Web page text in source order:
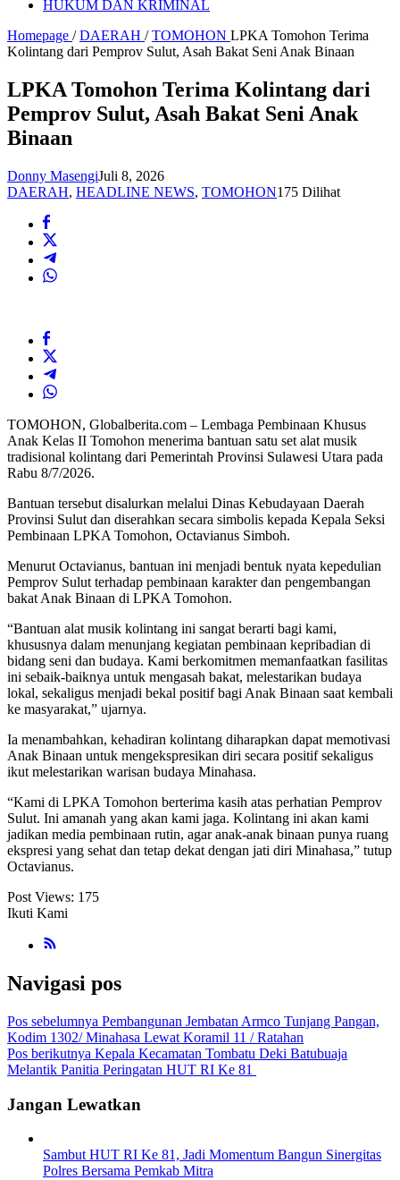
HUKUM DAN KRIMINAL
Homepage / DAERAH / TOMOHON LPKA Tomohon Terima
Kolintang dari Pemprov Sulut, Asah Bakat Seni Anak Binaan
LPKA Tomohon Terima Kolintang dari
Pemprov Sulut, Asah Bakat Seni Anak
Binaan
Donny MasengiJuli 8, 2026
DAERAH, HEADLINE NEWS, TOMOHON175 Dilihat
TOMOHON, Globalberita.com – Lembaga Pembinaan Khusus
Anak Kelas II Tomohon menerima bantuan satu set alat musik
tradisional kolintang dari Pemerintah Provinsi Sulawesi Utara pada
Rabu 8/7/2026.
Bantuan tersebut disalurkan melalui Dinas Kebudayaan Daerah
Provinsi Sulut dan diserahkan secara simbolis kepada Kepala Seksi
Pembinaan LPKA Tomohon, Octavianus Simboh.
Menurut Octavianus, bantuan ini menjadi bentuk nyata kepedulian
Pemprov Sulut terhadap pembinaan karakter dan pengembangan
bakat Anak Binaan di LPKA Tomohon.
“Bantuan alat musik kolintang ini sangat berarti bagi kami,
khususnya dalam menunjang kegiatan pembinaan kepribadian di
bidang seni dan budaya. Kami berkomitmen memanfaatkan fasilitas
ini sebaik-baiknya untuk mengasah bakat, melestarikan budaya
lokal, sekaligus menjadi bekal positif bagi Anak Binaan saat kembali
ke masyarakat,” ujarnya.
Ia menambahkan, kehadiran kolintang diharapkan dapat memotivasi
Anak Binaan untuk mengekspresikan diri secara positif sekaligus
ikut melestarikan warisan budaya Minahasa.
“Kami di LPKA Tomohon berterima kasih atas perhatian Pemprov
Sulut. Ini amanah yang akan kami jaga. Kolintang ini akan kami
jadikan media pembinaan rutin, agar anak-anak binaan punya ruang
ekspresi yang sehat dan tetap dekat dengan jati diri Minahasa,” tutup
Octavianus.
Post Views: 175
Ikuti Kami
Navigasi pos
Pos sebelumnya Pembangunan Jembatan Armco Tunjang Pangan,
Kodim 1302/ Minahasa Lewat Koramil 11 / Ratahan
Pos berikutnya Kepala Kecamatan Tombatu Deki Batubuaja
Melantik Panitia Peringatan HUT RI Ke 81
Jangan Lewatkan
Sambut HUT RI Ke 81, Jadi Momentum Bangun Sinergitas
Polres Bersama Pemkab Mitra